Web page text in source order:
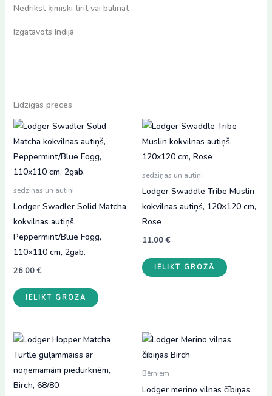
Nedrīkst ķīmiski tīrīt vai balināt
Izgatavots Indijā
Līdzīgas preces
sedziņas un autiņi
Lodger Swadler Solid Matcha
kokvilnas autiņš,
Peppermint/Blue Fogg,
110×110 cm, 2gab.
26.00€
IELIKT GROZĀ
sedziņas un autiņi
Lodger Swaddle Tribe Muslin
kokvilnas autiņš, 120×120 cm,
Rose
11.00€
IELIKT GROZĀ
Bērniem
Lodger merino vilnas čībiņas